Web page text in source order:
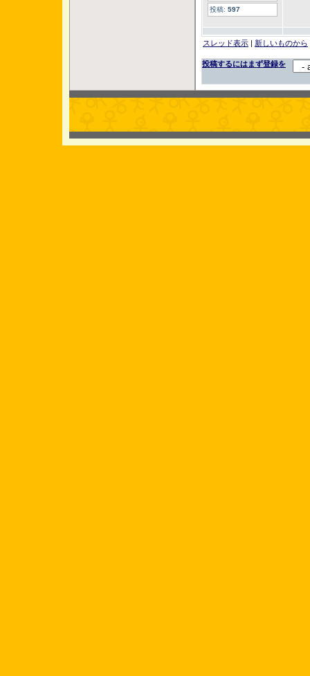
投稿: 597
スレッド表示 | 新しいものから
投稿するにはまず登録を